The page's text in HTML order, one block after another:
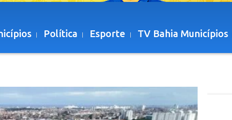
Política Esporte TV Bahia Municípios